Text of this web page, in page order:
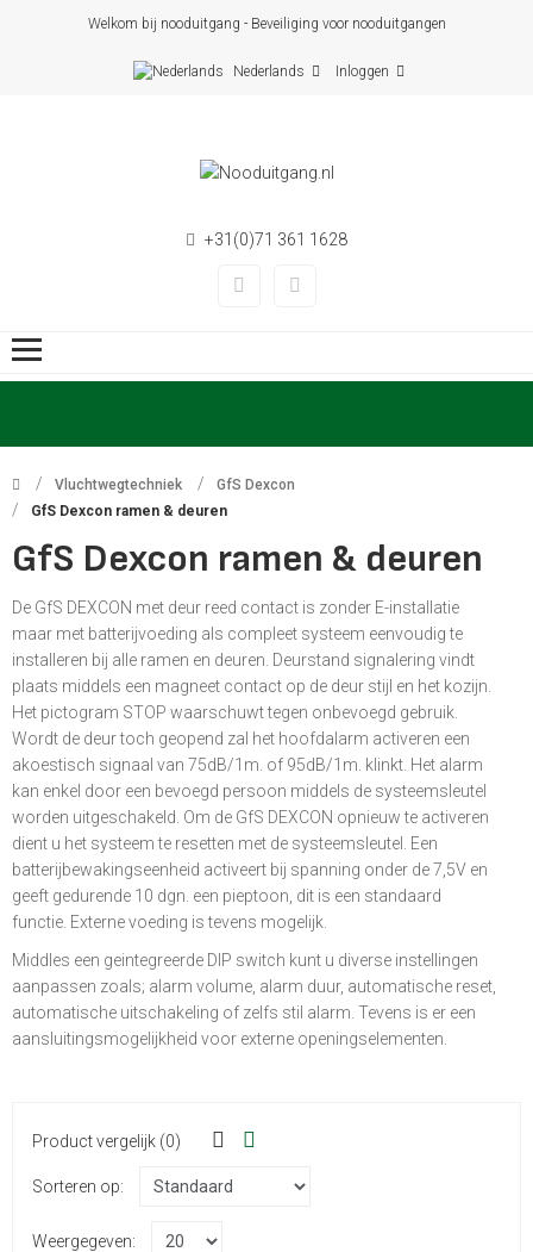
Welkom bij nooduitgang - Beveiliging voor nooduitgangen
Nederlands Inloggen
+31(0)71 361 1628
Vluchtwegtechniek
GfS Dexcon
GfS Dexcon ramen & deuren
GfS Dexcon ramen & deuren
De GfS DEXCON met deur reed contact is zonder E-installatie
maar met batterijvoeding als compleet systeem eenvoudig te
installeren bij alle ramen en deuren. Deurstand signalering vindt
plaats middels een magneet contact op de deur stijl en het kozijn.
Het pictogram STOP waarschuwt tegen onbevoegd gebruik.
Wordt de deur toch geopend zal het hoofdalarm activeren een
akoestisch signaal van 75dB/1m. of 95dB/1m. klinkt. Het alarm
kan enkel door een bevoegd persoon middels de systeemsleutel
worden uitgeschakeld. Om de GfS DEXCON opnieuw te activeren
dient u het systeem te resetten met de systeemsleutel. Een
batterijbewakingseenheid activeert bij spanning onder de 7,5V en
geeft gedurende 10 dgn. een pieptoon, dit is een standaard
functie. Externe voeding is tevens mogelijk.
Middles een geintegreerde DIP switch kunt u diverse instellingen
aanpassen zoals; alarm volume, alarm duur, automatische reset,
automatische uitschakeling of zelfs stil alarm. Tevens is er een
aansluitingsmogelijkheid voor externe openingselementen.
Product vergelijk (0)
Sorteren op:
Weergegeven: